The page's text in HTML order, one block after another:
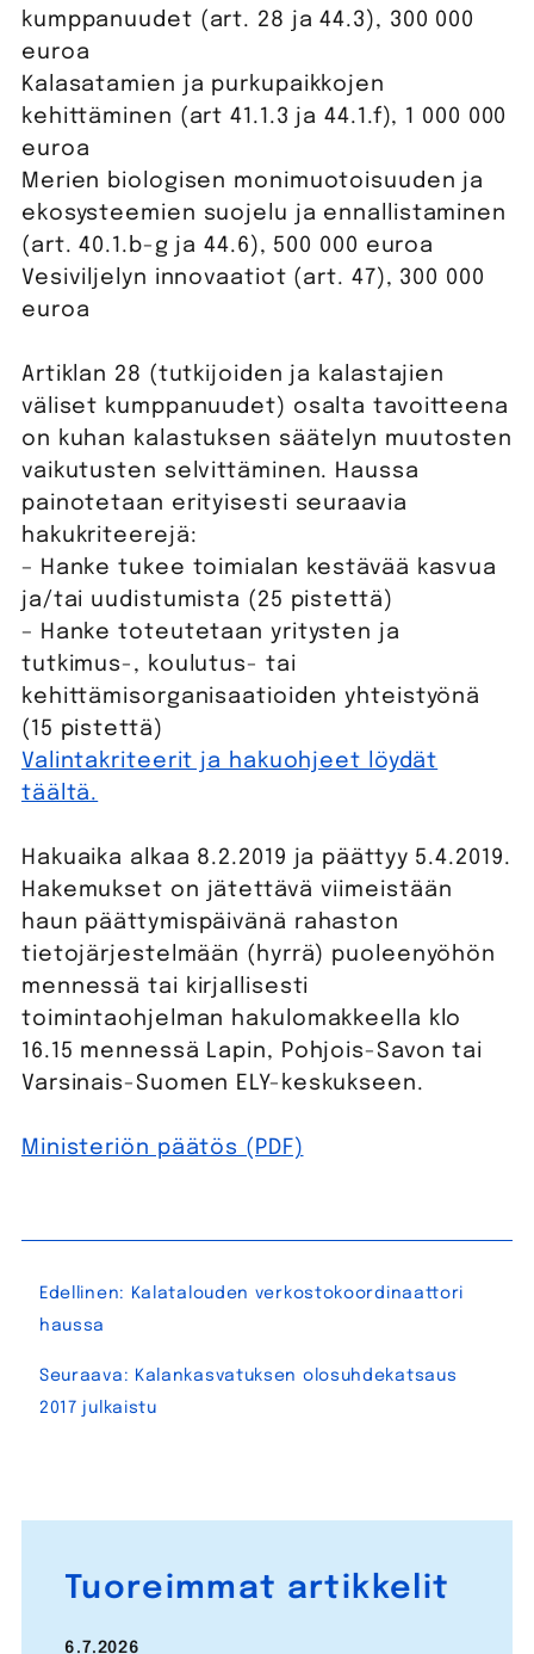
kumppanuudet (art. 28 ja 44.3), 300 000
euroa
Kalasatamien ja purkupaikkojen
kehittäminen (art 41.1.3 ja 44.1.f), 1 000 000
euroa
Merien biologisen monimuotoisuuden ja
ekosysteemien suojelu ja ennallistaminen
(art. 40.1.b-g ja 44.6), 500 000 euroa
Vesiviljelyn innovaatiot (art. 47), 300 000
euroa
Artiklan 28 (tutkijoiden ja kalastajien
väliset kumppanuudet) osalta tavoitteena
on kuhan kalastuksen säätelyn muutosten
vaikutusten selvittäminen. Haussa
painotetaan erityisesti seuraavia
hakukriteerejä:
– Hanke tukee toimialan kestävää kasvua
ja/tai uudistumista (25 pistettä)
– Hanke toteutetaan yritysten ja
tutkimus-, koulutus- tai
kehittämisorganisaatioiden yhteistyönä
(15 pistettä)
Valintakriteerit ja hakuohjeet löydät
täältä.
Hakuaika alkaa 8.2.2019 ja päättyy 5.4.2019.
Hakemukset on jätettävä viimeistään
haun päättymispäivänä rahaston
tietojärjestelmään (hyrrä) puoleenyöhön
mennessä tai kirjallisesti
toimintaohjelman hakulomakkeella klo
16.15 mennessä Lapin, Pohjois-Savon tai
Varsinais-Suomen ELY-keskukseen.
Ministeriön päätös (PDF)
Artikkelien
selaus
Edellinen:
Kalatalouden verkostokoordinaattori
haussa
Seuraava: Kalankasvatuksen olosuhdekatsaus
2017 julkaistu
Tuoreimmat artikkelit
6.7.2026